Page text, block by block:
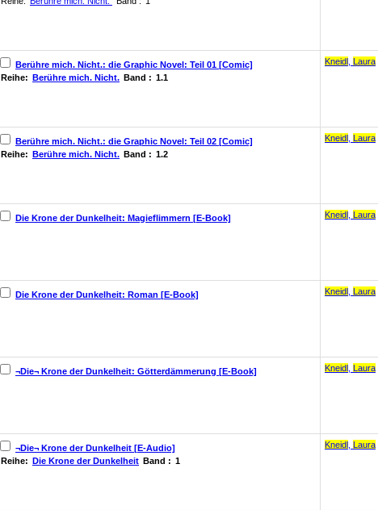
Berühre mich. Nicht.: die Graphic Novel: Teil 01 [Comic]
Reihe: Berühre mich. Nicht. Band : 1.1
Kneidl Laura
Berühre mich. Nicht.: die Graphic Novel: Teil 02 [Comic]
Reihe: Berühre mich. Nicht. Band : 1.2
Kneidl Laura
Die Krone der Dunkelheit: Magieflimmern [E-Book] Kneidl Laura
Die Krone der Dunkelheit: Roman [E-Book] Kneidl Laura
¬Die¬ Krone der Dunkelheit: Götterdämmerung [E-Book] Kneidl Laura
¬Die¬ Krone der Dunkelheit [E-Audio]
Reihe: Die Krone der Dunkelheit Band : 1
Kneidl Laura